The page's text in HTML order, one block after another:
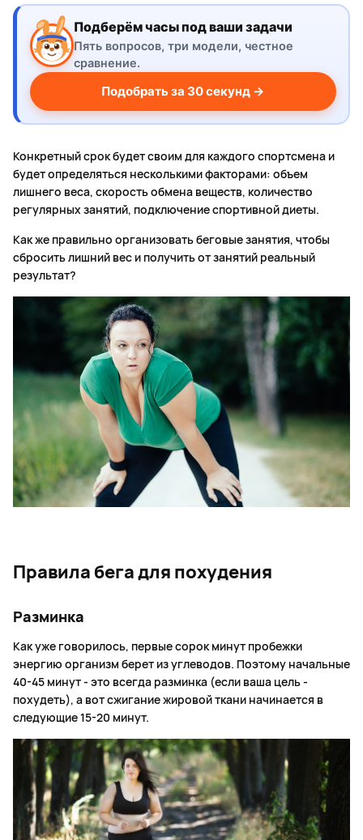
Подберём часы под ваши задачи
Пять вопросов, три модели, честное
сравнение.
Подобрать за 30 секунд →
Конкретный срок будет своим для каждого спортсмена и
будет определяться несколькими факторами: объем
лишнего веса, скорость обмена веществ, количество
регулярных занятий, подключение спортивной диеты.
Как же правильно организовать беговые занятия, чтобы
сбросить лишний вес и получить от занятий реальный
результат?
Правила бега для похудения
Разминка
Как уже говорилось, первые сорок минут пробежки
энергию организм берет из углеводов. Поэтому начальные
40-45 минут - это всегда разминка (если ваша цель -
похудеть), а вот сжигание жировой ткани начинается в
следующие 15-20 минут.